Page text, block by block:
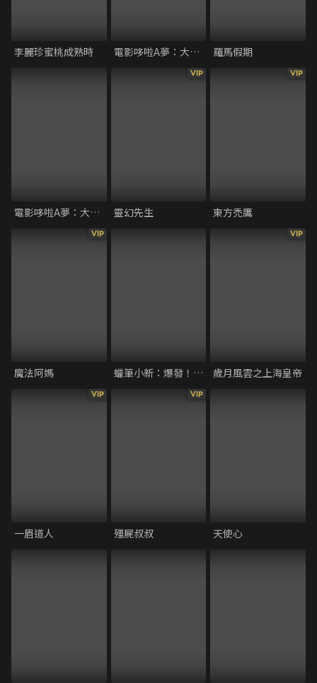
李麗珍蜜桃成熟時 電影哆啦A夢：大雄的天方夜譚 羅馬假期
電影哆啦A夢：大雄與惑星之迷
VIP
靈幻先生
VIP
東方禿鷹
VIP
魔法阿媽 蠟筆小新：爆發！溫泉激烈大決戰
VIP
歲月風雲之上海皇帝
VIP
一眉道人
VIP
殭屍叔叔 天使心